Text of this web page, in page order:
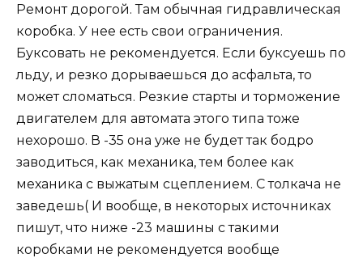
Ремонт дорогой. Там обычная гидравлическая
коробка. У нее есть свои ограничения.
Буксовать не рекомендуется. Если буксуешь по
льду, и резко дорываешься до асфальта, то
может сломаться. Резкие старты и торможение
двигателем для автомата этого типа тоже
нехорошо. В -35 она уже не будет так бодро
заводиться, как механика, тем более как
механика с выжатым сцеплением. С толкача не
заведешь( И вообще, в некоторых источниках
пишут, что ниже -23 машины с такими
коробками не рекомендуется вообще